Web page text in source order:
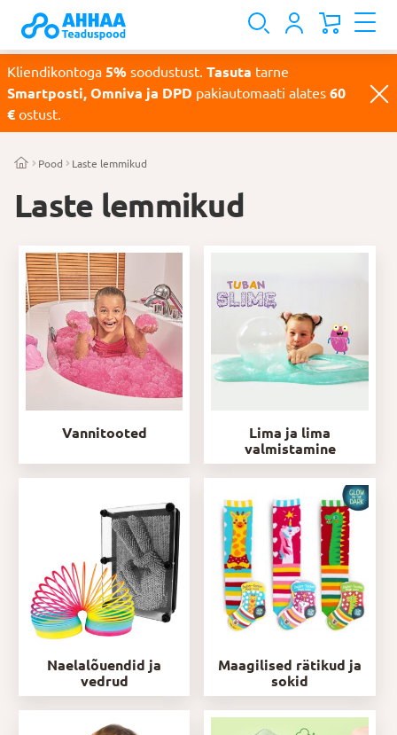
Kliendikontoga 5% soodustust. Tasuta tarne
Smartposti, Omniva ja DPD pakiautomaati alates 60
€ ostust.
Pood Laste lemmikud
Laste lemmikud
Vannitooted
Lima ja lima
valmistamine
Naelalõuendid ja
vedrud
Maagilised rätikud ja
sokid